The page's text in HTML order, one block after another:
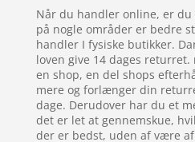
Når du handler online, er
på nogle områder er bedre
handler I fysiske butikker.
loven give 14 dages
en shop, en del shops
mere og forlænger din
dage. Derudover har du et
det er let at gennemskue,
der er bedst, uden af være